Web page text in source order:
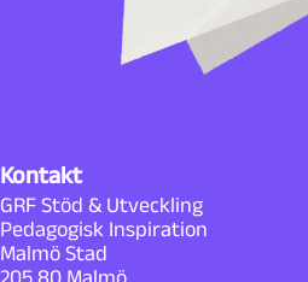
Kontakt
GRF Stöd & Utveckling
Pedagogisk Inspiration
Malmö Stad
205 80 Malmö